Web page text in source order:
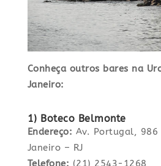
Conheça outros bares na
Janeiro:
1) Boteco Belmonte
Endereço: Av. Portugal, 986
Janeiro – RJ
Telefone: (21) 2543-1268